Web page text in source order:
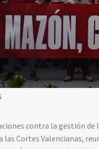
contra la gestión de
las Cortes Valencianas,